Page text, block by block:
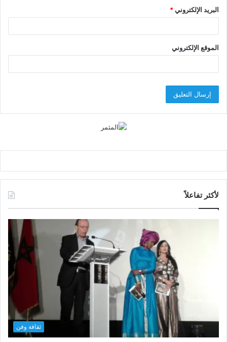
البريد الإلكتروني*
الموقع الإلكتروني
لأكثر تفاعلاً
ثقافة وفن